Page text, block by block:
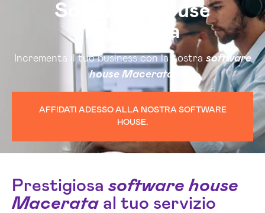
Software House
Macerata
Incrementa il tuo business con la nostra software
house Macerata
AFFIDATI ADESSO ALLA NOSTRA SOFTWARE
HOUSE.
Prestigiosa software house
Macerata al tuo servizio